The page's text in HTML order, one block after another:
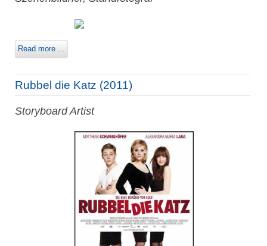
Read more ...
Rubbel die Katz (2011)
Storyboard Artist